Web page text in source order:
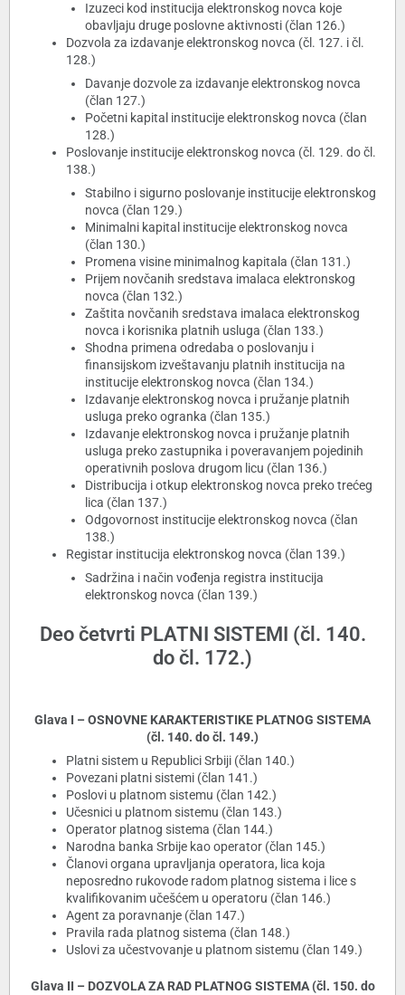
Izuzeci kod institucija elektronskog novca koje
obavljaju druge poslovne aktivnosti (član 126.)
Dozvola za izdavanje elektronskog novca (čl. 127. i čl.
128.)
Davanje dozvole za izdavanje elektronskog novca
(član 127.)
Početni kapital institucije elektronskog novca (član
128.)
Poslovanje institucije elektronskog novca (čl. 129. do čl.
138.)
Stabilno i sigurno poslovanje institucije elektronskog
novca (član 129.)
Minimalni kapital institucije elektronskog novca
(član 130.)
Promena visine minimalnog kapitala (član 131.)
Prijem novčanih sredstava imalaca elektronskog
novca (član 132.)
Zaštita novčanih sredstava imalaca elektronskog
novca i korisnika platnih usluga (član 133.)
Shodna primena odredaba o poslovanju i
finansijskom izveštavanju platnih institucija na
institucije elektronskog novca (član 134.)
Izdavanje elektronskog novca i pružanje platnih
usluga preko ogranka (član 135.)
Izdavanje elektronskog novca i pružanje platnih
usluga preko zastupnika i poveravanjem pojedinih
operativnih poslova drugom licu (član 136.)
Distribucija i otkup elektronskog novca preko trećeg
lica (član 137.)
Odgovornost institucije elektronskog novca (član
138.)
Registar institucija elektronskog novca (član 139.)
Sadržina i način vođenja registra institucija
elektronskog novca (član 139.)
Deo četvrti PLATNI SISTEMI (čl. 140.
do čl. 172.)
Glava I – OSNOVNE KARAKTERISTIKE PLATNOG SISTEMA
(čl. 140. do čl. 149.)
Platni sistem u Republici Srbiji (član 140.)
Povezani platni sistemi (član 141.)
Poslovi u platnom sistemu (član 142.)
Učesnici u platnom sistemu (član 143.)
Operator platnog sistema (član 144.)
Narodna banka Srbije kao operator (član 145.)
Članovi organa upravljanja operatora, lica koja
neposredno rukovode radom platnog sistema i lice s
kvalifikovanim učešćem u operatoru (član 146.)
Agent za poravnanje (član 147.)
Pravila rada platnog sistema (član 148.)
Uslovi za učestvovanje u platnom sistemu (član 149.)
Glava II – DOZVOLA ZA RAD PLATNOG SISTEMA (čl. 150. do